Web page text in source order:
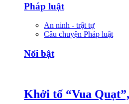
Pháp luật
An ninh - trật tự
Câu chuyện Pháp luật
Nổi bật
Khởi tố “Vua